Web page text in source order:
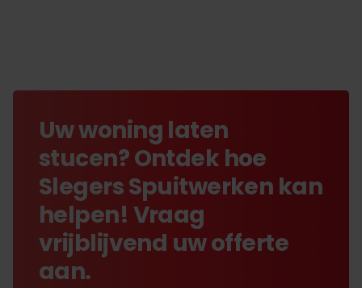
Uw woning laten
stucen? Ontdek hoe
Slegers Spuitwerken kan
helpen! Vraag
vrijblijvend uw offerte
aan.